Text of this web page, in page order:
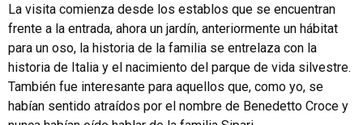
La visita comienza desde los establos que se encuentran
frente a la entrada, ahora un jardín, anteriormente un hábitat
para un oso, la historia de la familia se entrelaza con la
historia de Italia y el nacimiento del parque de vida silvestre.
También fue interesante para aquellos que, como yo, se
habían sentido atraídos por el nombre de Benedetto Croce y